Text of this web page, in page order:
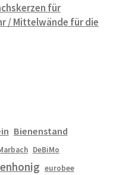
für
/ Mittelwände für die
Bienenstand
DeBiMo
eurobee